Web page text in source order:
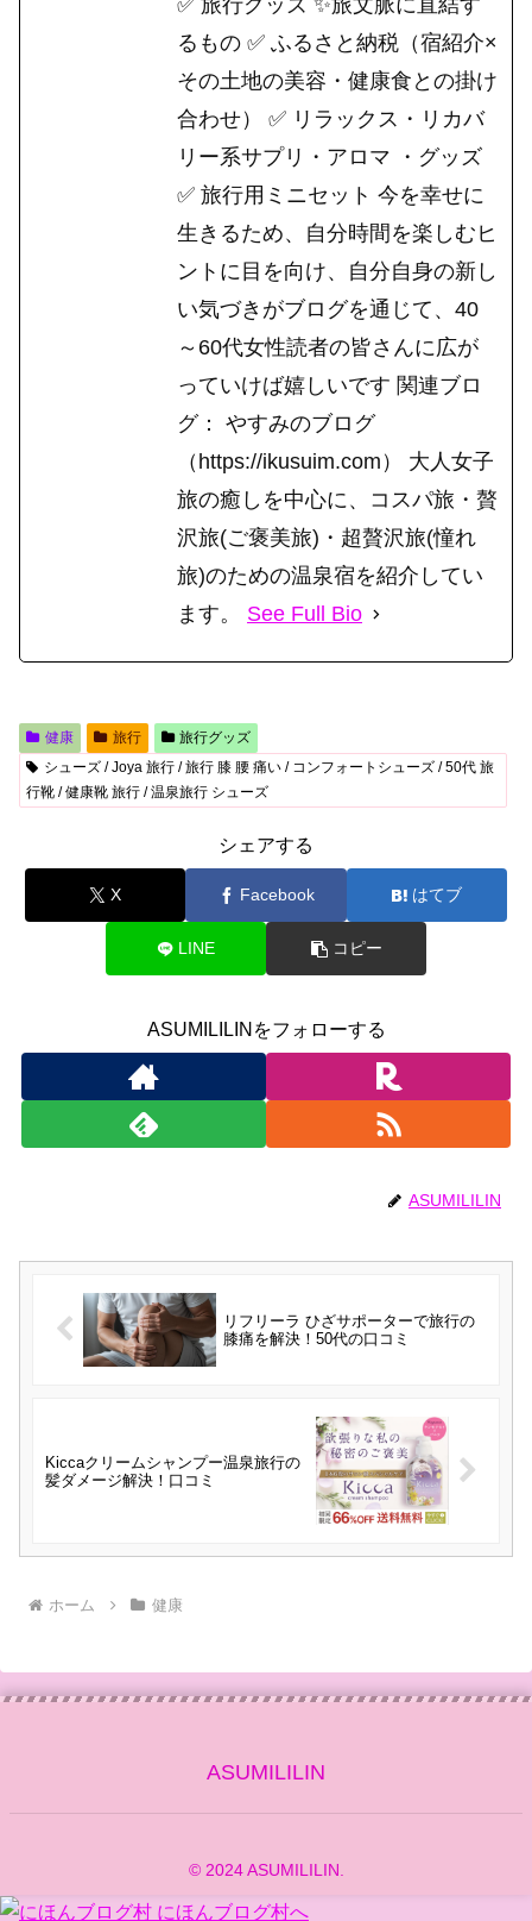
✅ 旅行グッズ ✨旅文脈に直結す
るもの ✅ ふるさと納税（宿紹介×
その土地の美容・健康食との掛け
合わせ） ✅ リラックス・リカバ
リー系サプリ・アロマ ・グッズ
✅ 旅行用ミニセット 今を幸せに
生きるため、自分時間を楽しむヒ
ントに目を向け、自分自身の新し
い気づきがブログを通じて、40
～60代女性読者の皆さんに広が
っていけば嬉しいです 関連ブロ
グ： やすみのブログ
（https://ikusuim.com） 大人女子
旅の癒しを中心に、コスパ旅・贅
沢旅(ご褒美旅)・超贅沢旅(憧れ
旅)のための温泉宿を紹介してい
ます。 See Full Bio
健康 旅行
旅行グッズ
シューズ / Joya 旅行 / 旅行 膝 腰 痛い / コンフォートシューズ / 50代 旅
行靴 / 健康靴 旅行 / 温泉旅行 シューズ
シェアする
X Facebook はてブ
LINE コピー
ASUMILILINをフォローする
ASUMILILIN
リフリーラ ひざサポーターで旅行の
膝痛を解決！50代の口コミ
Kiccaクリームシャンプー温泉旅行の
髪ダメージ解決！口コミ
ホーム 健康
ASUMILILIN
© 2024 ASUMILILIN.